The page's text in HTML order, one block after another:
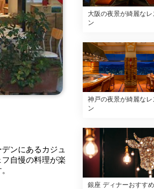
ンにあるカジュ
自慢の料理が楽
大阪の夜景が綺麗なレ
ン
神戸の夜景が綺麗なレ
ン
銀座 ディナーおすす